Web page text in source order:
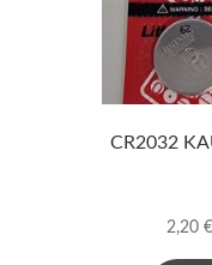
CR2032
2,20 €